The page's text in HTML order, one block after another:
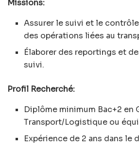
Missions:
Assurer le suivi et le
des opérations liées au
Élaborer des reportings et
suivi.
Profil Recherché:
Diplôme minimum Bac+2 en
Transport/Logistique ou
Expérience de 2 ans dans le